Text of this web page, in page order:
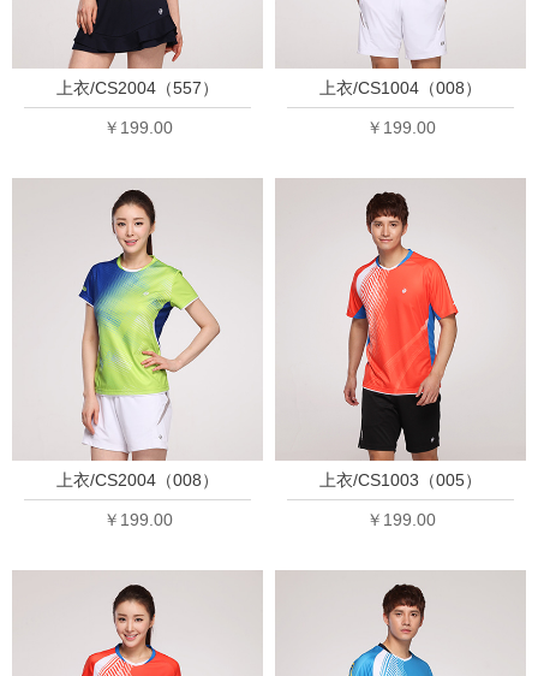
上衣/CS2004（557）
￥199.00
上衣/CS1004（008）
￥199.00
上衣/CS2004（008）
￥199.00
上衣/CS1003（005）
￥199.00